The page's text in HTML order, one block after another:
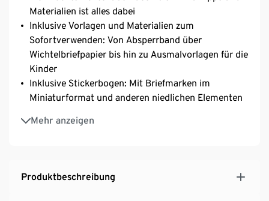
Materialien ist alles dabei
Inklusive Vorlagen und Materialien zum
Sofortverwenden: Von Absperrband über
Wichtelbriefpapier bis hin zu Ausmalvorlagen für die
Kinder
Inklusive Stickerbogen: Mit Briefmarken im
Miniaturformat und anderen niedlichen Elementen
Mehr anzeigen
Softcover mit 64 Seiten
Produktbeschreibung